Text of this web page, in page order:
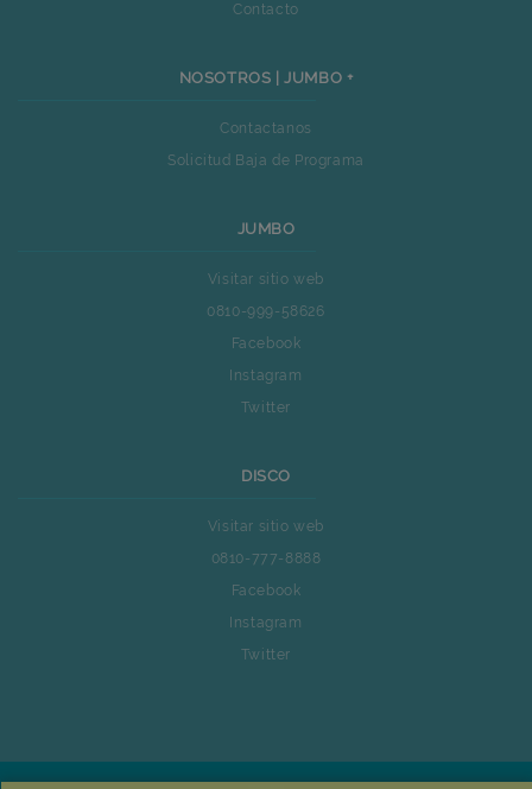
Contacto
NOSOTROS | JUMBO +
Contactanos
Solicitud Baja de Programa
JUMBO
Visitar sitio web
0810-999-58626
Facebook
Instagram
Twitter
DISCO
Visitar sitio web
0810-777-8888
Facebook
Instagram
Twitter